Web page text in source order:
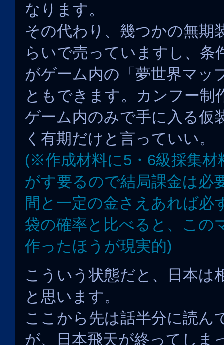
なります。
その代わり、幾つかの無期
らいで売っていますし、条
がゲーム内の「夢世界マッ
ともできます。カンフー制
ゲーム内のみで手に入る仮
く有期だけと言っていい。
(※作成材料に5・6級採集材
がす要るので結局課金は必
間と一定の金さえあれば必
袋の確率と比べると、この
作ったほうが現実的)
こういう状態だと、日本は
と思います。
ここから先は話半分に読ん
が、日本飛天が終ってしま